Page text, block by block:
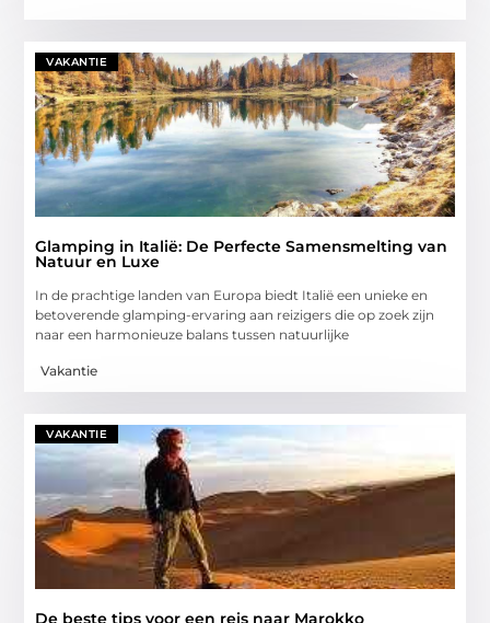
VAKANTIE
Glamping in Italië: De Perfecte Samensmelting van
Natuur en Luxe
In de prachtige landen van Europa biedt Italië een unieke en
betoverende glamping-ervaring aan reizigers die op zoek zijn
naar een harmonieuze balans tussen natuurlijke
Vakantie
VAKANTIE
De beste tips voor een reis naar Marokko